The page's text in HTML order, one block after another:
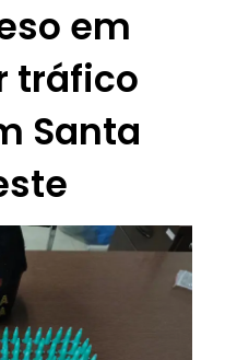
em
tráfico
Santa